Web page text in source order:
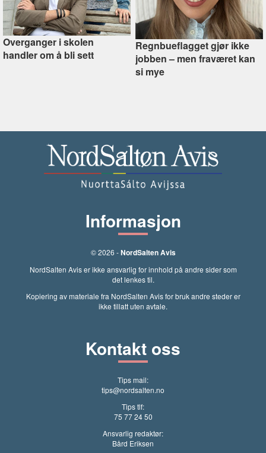
Overganger i skolen
handler om å bli sett
Regnbueflagget gjør ikke
jobben –⁠ men fraværet kan
si mye
Informasjon
© 2026 -NordSalten Avis
NordSalten Avis er ikke ansvarlig for innhold på andre sider som
det lenkes til.
Kopiering av materiale fra NordSalten Avis for bruk andre steder er
ikke tillatt uten avtale.
Kontakt oss
Tips mail:
tips@nordsalten.no
Tips tlf:
75 77 24 50
Ansvarlig redaktør:
Bård Eriksen